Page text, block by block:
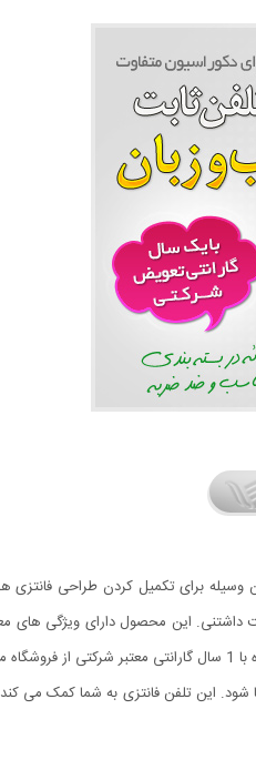
برای تکمیل کردن طراحی
داشتنی. این محصول دارای ویژگی
این تلفن فانتزی به شما کمک می کند